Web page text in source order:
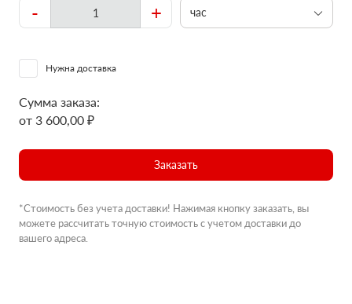
- + час
Нужна доставка
Сумма заказа:
от 3 600,00 ₽
Заказать
*Стоимость без учета доставки! Нажимая кнопку заказать, вы
можете рассчитать точную стоимость с учетом доставки до
вашего адреса.